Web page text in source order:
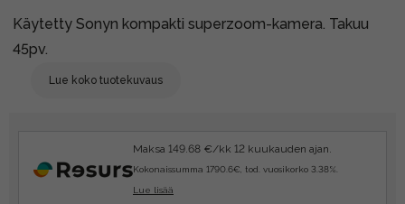
Käytetty Sonyn kompakti superzoom-kamera. Takuu
45pv.
Lue koko tuotekuvaus
Maksa 149.68 €/kk 12 kuukauden ajan.
Kokonaissumma 1790.6€, tod. vuosikorko 3.38%.
Lue lisää